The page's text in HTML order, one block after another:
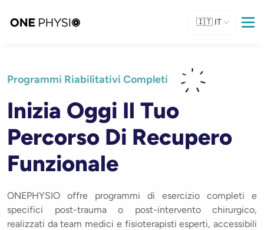
🇮🇹 IT
Programmi Riabilitativi Completi
Inizia Oggi Il Tuo
Percorso Di Recupero
Funzionale
ONEPHYSIO offre programmi di esercizio completi e
specifici post-trauma o post-intervento chirurgico,
realizzati da team medici e fisioterapisti esperti, accessibili